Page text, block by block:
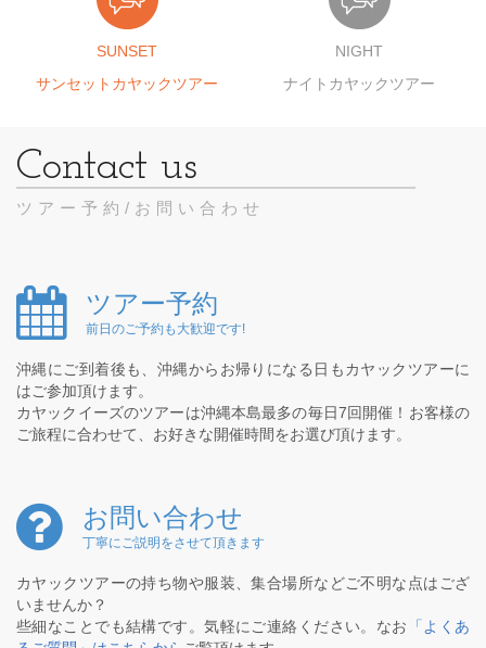
SUNSET
サンセットカヤックツアー
NIGHT
ナイトカヤックツアー
ツアー予約/お問い合わせ
ツアー予約
前日のご予約も大歓迎です!
沖縄にご到着後も、沖縄からお帰りになる日もカヤックツアーに
はご参加頂けます。
カヤックイーズのツアーは沖縄本島最多の毎日7回開催！お客様の
ご旅程に合わせて、お好きな開催時間をお選び頂けます。
お問い合わせ
丁寧にご説明をさせて頂きます
カヤックツアーの持ち物や服装、集合場所などご不明な点はござ
いませんか？
些細なことでも結構です。気軽にご連絡ください。なお
「よくあ